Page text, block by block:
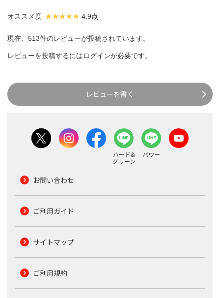
オススメ度 4.9点
現在、513件のレビューが投稿されています。
レビューを投稿するにはログインが必要です。
レビューを書く
ハード&
グリーン
パワー
お問い合わせ
ご利用ガイド
サイトマップ
ご利用規約